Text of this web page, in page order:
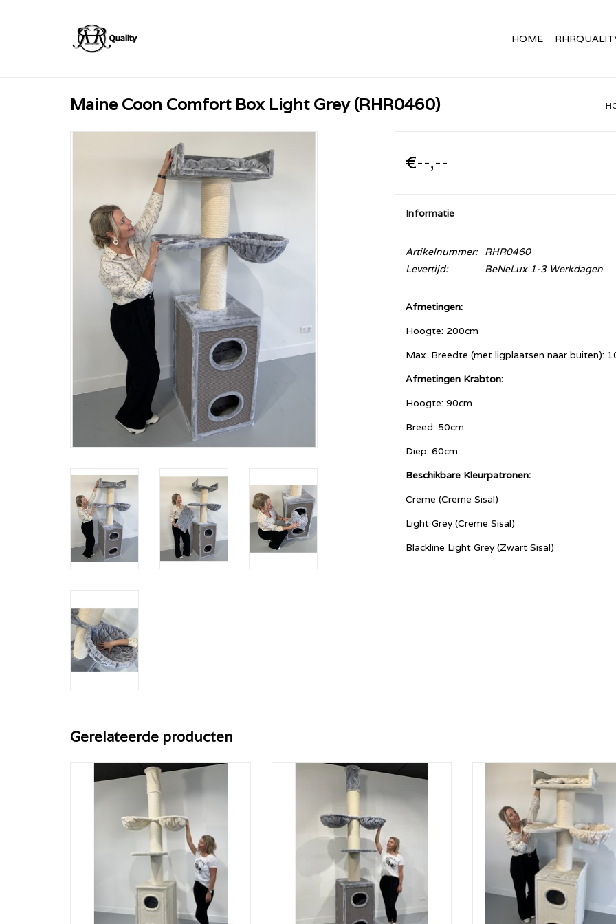
HOME
Maine Coon Comfort Box Light Grey (RHR0460)
€--,--
Informatie
Artikelnummer:
RHR0460
Levertijd:
BeNeLux 1-3 Werkdagen
Afmetingen:
Hoogte: 200cm
Max. Breedte (met ligplaatsen naar buiten):
Afmetingen Krabton:
Hoogte: 90cm
Breed: 50cm
Diep: 60cm
Beschikbare Kleurpatronen:
Creme (Creme Sisal)
Light Grey (Creme Sisal)
Blackline Light Grey (Zwart Sisal)
Gerelateerde producten
De Cat Tower Box is een plafondhoge
krabpaal die dé ideale samenstelling is
van de Maine Coon Tower + enorme
TOEVOEGEN AAN WINKELWAGEN
De Cat Tower Box is een plafondhoge
krabpaal die dé ideale samenstelling is
van de Maine Coon Tower + enorme
TOEVOEGEN AAN WINKELWAGEN
Maine Coon Comfort Box
(RHR0459)
TOEVOEGEN AAN